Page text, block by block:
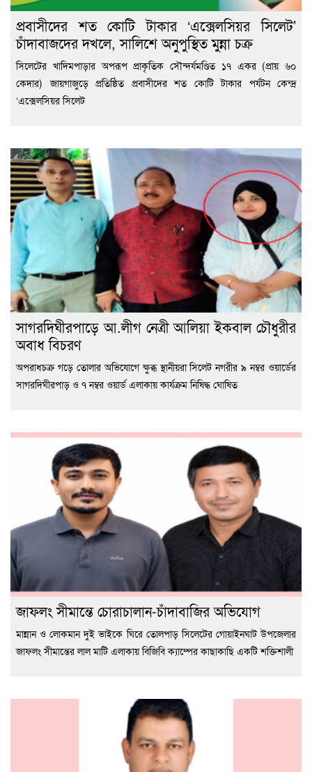
প্রবাসীদের শত কোটি টাকার ‘এক্সেলসিয়র সিলেট’
চাঁদাবাজদের দখলে, সালিশে অনুপুস্থিত মুন্না চক্র
সিলেটের খাদিমপাড়ার অপরূপ প্রাকৃতিক সৌন্দর্যমণ্ডিত ১৭ একর (প্রায় ৬০
কেদার) জায়গাজুড়ে প্রতিষ্ঠিত প্রবাসীদের শত কোটি টাকার পর্যটন কেন্দ্র
‘এক্সেলসিয়র সিলেট
সাগরদিঘীরপাড়ে আ.লীগ নেত্রী আলিয়া ইকবাল চৌধুরীর
অবাধ বিচরণ
অপরাধচক্র গড়ে তোলার অভিযোগে ক্ষুব্ধ স্থানীয়রা সিলেট নগরীর ৯ নম্বর ওয়ার্ডের
সাগরদিঘীরপাড় ও ৭ নম্বর ওয়ার্ড এলাকায় কার্যক্রম নিষিদ্ধ ঘোষিত
জাফলং সীমান্তে চোরাচালান-চাঁদাবাজির অভিযোগ
মান্নান ও লোকমান দুই ভাইকে ঘিরে তোলপাড় সিলেটের গোয়াইনঘাট উপজেলার
জাফলং সীমান্তের লাল মাটি এলাকায় বিজিবি ক্যাম্পের কাছাকাছি একটি শক্তিশালী